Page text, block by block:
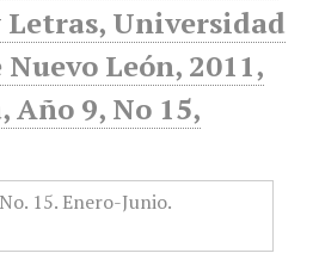
Universidad
León, 2011,
Año 9, No 15,